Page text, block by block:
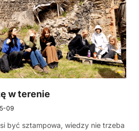
w terenie
09
być sztampowa, wiedzy nie trzeba